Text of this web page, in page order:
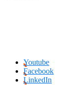
Youtube
Facebook
LinkedIn